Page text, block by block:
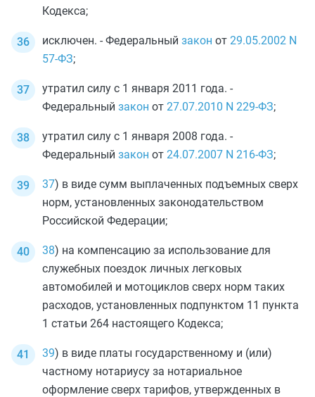
Кодекса;
исключен. - Федеральный закон от 29.05.2002 N
57-ФЗ;
утратил силу с 1 января 2011 года. -
Федеральный закон от 27.07.2010 N 229-ФЗ;
утратил силу с 1 января 2008 года. -
Федеральный закон от 24.07.2007 N 216-ФЗ;
37) в виде сумм выплаченных подъемных сверх
норм, установленных законодательством
Российской Федерации;
38) на компенсацию за использование для
служебных поездок личных легковых
автомобилей и мотоциклов сверх норм таких
расходов, установленных подпунктом 11 пункта
1 статьи 264 настоящего Кодекса;
39) в виде платы государственному и (или)
частному нотариусу за нотариальное
оформление сверх тарифов, утвержденных в